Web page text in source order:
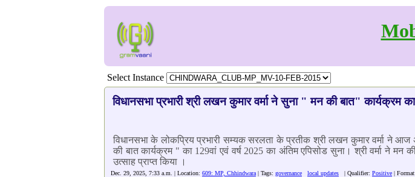
Select Instance
विधानसभा प्रभारी श्री लखन कुमार वर्मा ने सुना " मन की बात" कार्यक्रम
विधानसभा के लोकप्रिय प्रभारी सम्यक सरलता के प्रतीक श्री लखन कुमार वर्मा ने
की बात कार्यक्रम " का 129वां एवं वर्ष 2025 का अंतिम एपिसोड सुना। श्री वर्मा ने
उत्साह प्राप्त किया ।
Dec. 29, 2025, 7:33 a.m. | Location: 609: MP, Chhindwara | Tags: governance local updates | Qualifier: Positive | Format: